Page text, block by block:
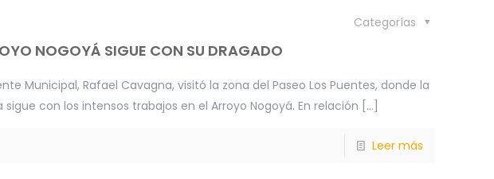
Categorías
NOGOYÁ SIGUE CON SU DRAGADO
Municipal, Rafael Cavagna, visitó la zona del Paseo Los Puentes, donde la
sigue con los intensos trabajos en el Arroyo Nogoyá. En relación […]
Leer más